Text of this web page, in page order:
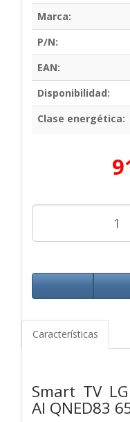
Marca:
P/N:
EAN:
Disponibilidad:
Clase energética:
Características
Smart TV
AI QNED83